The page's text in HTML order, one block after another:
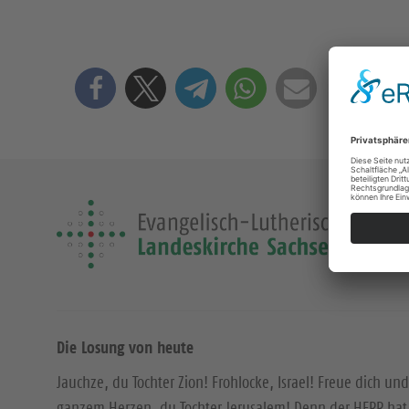
Die Losung von heute
Jauchze, du Tochter Zion! Frohlocke, Israel! Freue dich